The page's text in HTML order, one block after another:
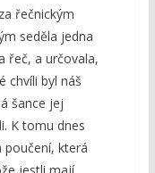
řečnickým
seděla jedna
řeč, a určovala,
chvíli byl náš
šance jej
K tomu dnes
poučení, která